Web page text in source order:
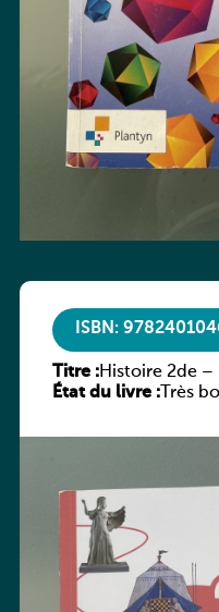
ISBN:
Titre :Histoire 2de –
État du livre :Très